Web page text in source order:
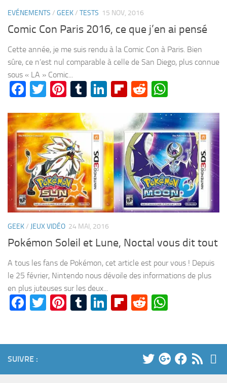
EVÉNEMENTS / GEEK/ TESTS 15 NOV, 2016
Comic Con Paris 2016, ce que j’en ai pensé
Cette année, je me suis rendu à la Comic Con à Paris. Bien
sûre, ce n’est nul comparable à celle de San Diego, plus connue
sous « LA » Comic...
Facebook
Twitter
Pinterest
Tumblr
LinkedIn
Flipboard
Reddit
GEEK/ JEUX VIDÉO 24 MAI, 2016
Pokémon Soleil et Lune, Noctal vous dit tout
A tous les fans de Pokémon, cet article est pour vous ! Depuis
le 25 février, Nintendo nous dévoile des informations de plus
en plus juteuses sur les deux...
Facebook
TwitterPinterest
TumblrLinkedIn
Flipboard
Reddit
SUIVRE :